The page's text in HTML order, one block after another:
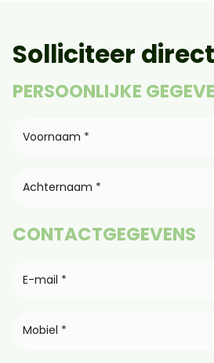
Solliciteer direct
PERSOONLIJKE
CONTACTGEGEVENS